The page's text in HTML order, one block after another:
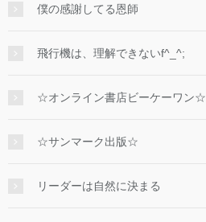
僕の感謝してる恩師
飛行機は、理解できないf^_^;
☆オンライン書店ビーケーワン☆
☆サンマーク出版☆
リーダーは自然に決まる